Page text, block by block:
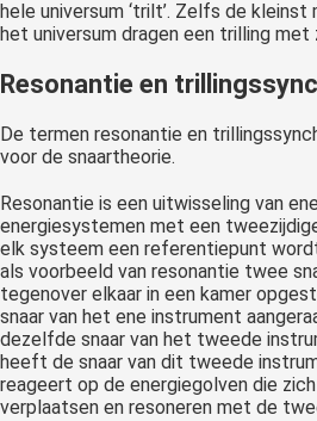
hele universum ‘trilt’. Zelfs de
het universum dragen een trilling met
Resonantie en
De termen resonantie en
voor de snaartheorie.
Resonantie is een uitwisseling van
energiesystemen met een
elk systeem een referentiepunt
als voorbeeld van resonantie twee
tegenover elkaar in een kamer
snaar van het ene instrument
dezelfde snaar van het tweede
heeft de snaar van dit tweede
reageert op de energiegolven die
verplaatsen en resoneren met de